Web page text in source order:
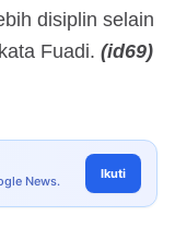
disiplin selain
Fuadi. (id69)
News. Ikuti